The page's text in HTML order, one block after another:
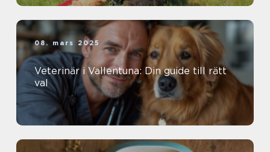
08. mars 2025
Veterinär i Vallentuna: Din guide till rätt
val